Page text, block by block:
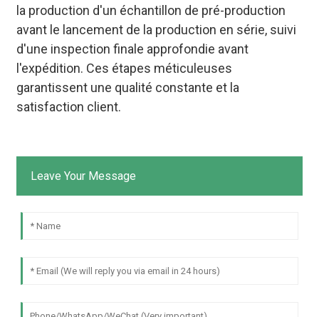
la production d'un échantillon de pré-production
avant le lancement de la production en série, suivi
d'une inspection finale approfondie avant
l'expédition. Ces étapes méticuleuses
garantissent une qualité constante et la
satisfaction client.
Leave Your Message